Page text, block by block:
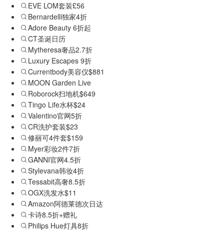
EVE LOM套装£56
Bernardelli独家4折
Adore Beauty 6折起
CT圣诞日历
Mytheresa奢品2.7折
Luxury Escapes 9折
Currentbody美容仪$881
MOON Garden Live
Roborock扫地机$649
Tingo Life水杯$24
Valentino官网5折
CR洗护套装$23
修丽可4件套$159
Myer彩妆2件7折
GANNI官网4.5折
Stylevana韩妆4折
Tessabit高奢8.5折
OGX洗发水$11
Amazon阿德莱德次日达
卡诗8.5折+赠礼
Philips Hue灯具8折